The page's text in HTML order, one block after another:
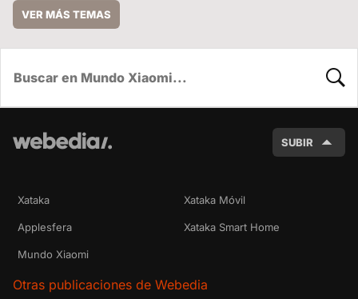
VER MÁS TEMAS
SUBIR
Xataka Xataka Móvil
Applesfera Xataka Smart Home
Mundo Xiaomi
Otras publicaciones de Webedia